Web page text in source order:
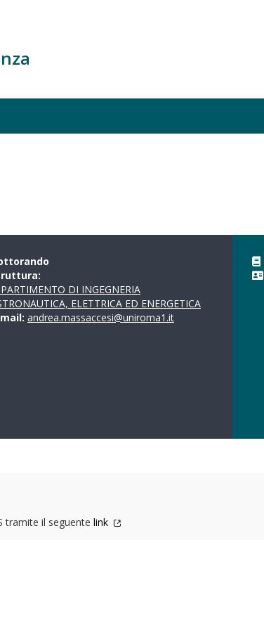
DI INGEGNERIA
ELETTRICA ED ENERGETICA
andrea.massaccesi@uniroma1.it
tramite il seguente link